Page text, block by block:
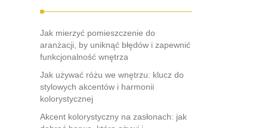
Jak mierzyć pomieszczenie do
aranżacji, by uniknąć błędów i zapewnić
funkcjonalność wnętrza
Jak używać różu we wnętrzu: klucz do
stylowych akcentów i harmonii
kolorystycznej
Akcent kolorystyczny na zasłonach: jak